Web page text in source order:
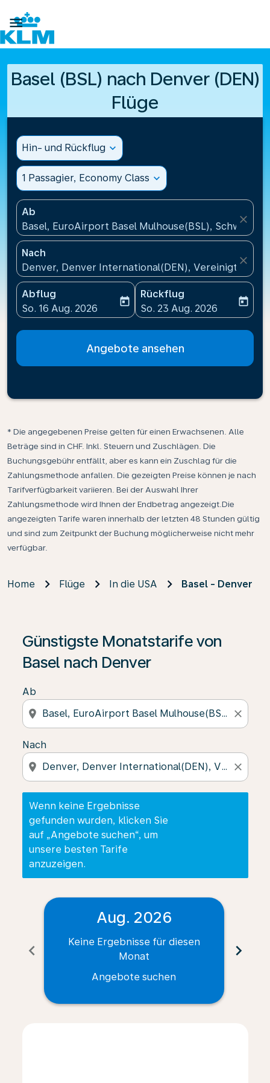

Basel (BSL) nach Denver (DEN)
Flüge
Hin- und Rückflug expand_more
1 Passagier, Economy Class expand_more
Ab
Basel, EuroAirport Basel Mulhouse(BSL), Schweiz
close
Nach
Denver, Denver International(DEN), Vereinigte
close
Abflug
fc-booking-departure-date-aria-label
So. 16 Aug. 2026
today
Rückflug
fc-booking-return-date-
So. 23 Aug. 2026
today
Angebote ansehen
* Die angegebenen Preise gelten für einen Erwachsenen. Alle
Beträge sind in CHF. Inkl. Steuern und Zuschlägen. Die
Buchungsgebühr entfällt, aber es kann ein Zuschlag für die
Zahlungsmethode anfallen. Die gezeigten Preise können je nach
Tarifverfügbarkeit variieren. Bei der Auswahl Ihrer
Zahlungsmethode wird Ihnen der Endbetrag angezeigt.Die
angezeigten Tarife waren innerhalb der letzten 48 Stunden gültig
und sind zum Zeitpunkt der Buchung möglicherweise nicht mehr
verfügbar.
Home Flüge In die USA Basel - Denver
Günstigste Monatstarife von
Basel nach Denver
Ab
location_on close
Nach
location_on close
Wenn keine Ergebnisse
gefunden wurden, klicken Sie
auf „Angebote suchen“, um
unsere besten Tarife
anzuzeigen.
Wenn keine Ergebnisse gefunden wurden, klicken
chevron_left
Aug. 2026
Keine Ergebnisse für diesen
Monat
Angebote suchen
chevron_right